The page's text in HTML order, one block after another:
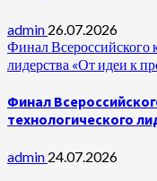
admin 26.07.2026
Финал Всероссийского
лидерства «От идеи к
Финал
технологического
admin 24.07.2026